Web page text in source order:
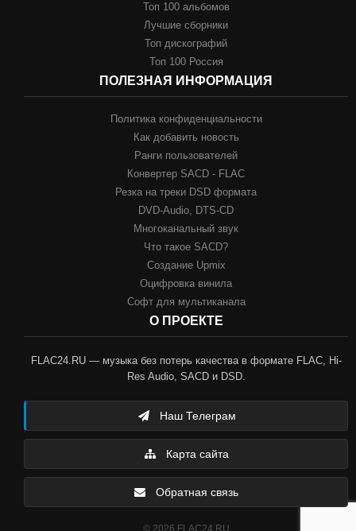
Топ 100 альбомов
Лучшие сборники
Топ дискографий
Топ 100 Россия
ПОЛЕЗНАЯ ИНФОРМАЦИЯ
Политика конфиденциальности
Как добавить новость
Ранги пользователей
Конвертер SACD - FLAC
Резка на треки DSD формата
DVD-Audio, DTS-CD
Многоканальный звук
Что такое SACD?
Создание Upmix
Оцифровка винила
Софт для мультиканала
О ПРОЕКТЕ
FLAC24.RU — музыка без потерь качества в формате FLAC, Hi-
Res Audio, SACD и DSD.
Наш Телеграм
Карта сайта
Обратная связь